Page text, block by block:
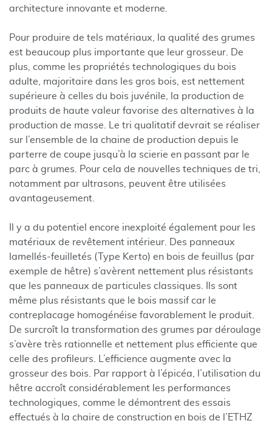
architecture innovante et moderne.
Pour produire de tels matériaux, la qualité des grumes
est beaucoup plus importante que leur grosseur. De
plus, comme les propriétés technologiques du bois
adulte, majoritaire dans les gros bois, est nettement
supérieure à celles du bois juvénile, la production de
produits de haute valeur favorise des alternatives à la
production de masse. Le tri qualitatif devrait se réaliser
sur l’ensemble de la chaine de production depuis le
parterre de coupe jusqu’à la scierie en passant par le
parc à grumes. Pour cela de nouvelles techniques de tri,
notamment par ultrasons, peuvent être utilisées
avantageusement.
Il y a du potentiel encore inexploité également pour les
matériaux de revêtement intérieur. Des panneaux
lamellés-feuilletés (Type Kerto) en bois de feuillus (par
exemple de hêtre) s’avèrent nettement plus résistants
que les panneaux de particules classiques. Ils sont
même plus résistants que le bois massif car le
contreplacage homogénéise favorablement le produit.
De surcroît la transformation des grumes par déroulage
s’avère très rationnelle et nettement plus efficiente que
celle des profileurs. L’efficience augmente avec la
grosseur des bois. Par rapport à l’épicéa, l’utilisation du
hêtre accroît considérablement les performances
technologiques, comme le démontrent des essais
effectués à la chaire de construction en bois de l’ETHZ